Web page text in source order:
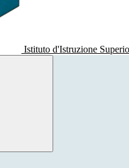
Istituto d'Istruzione